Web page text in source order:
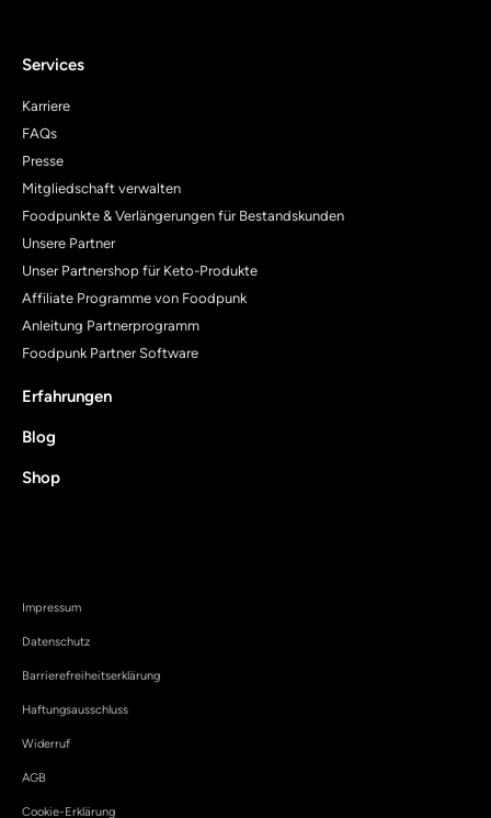
Services
Karriere
FAQs
Presse
Mitgliedschaft verwalten
Foodpunkte & Verlängerungen für Bestandskunden
Unsere Partner
Unser Partnershop für Keto-Produkte
Affiliate Programme von Foodpunk
Anleitung Partnerprogramm
Foodpunk Partner Software
Erfahrungen
Blog
Shop
Impressum
Datenschutz
Barrierefreiheitserklärung
Haftungsausschluss
Widerruf
AGB
Cookie-Erklärung